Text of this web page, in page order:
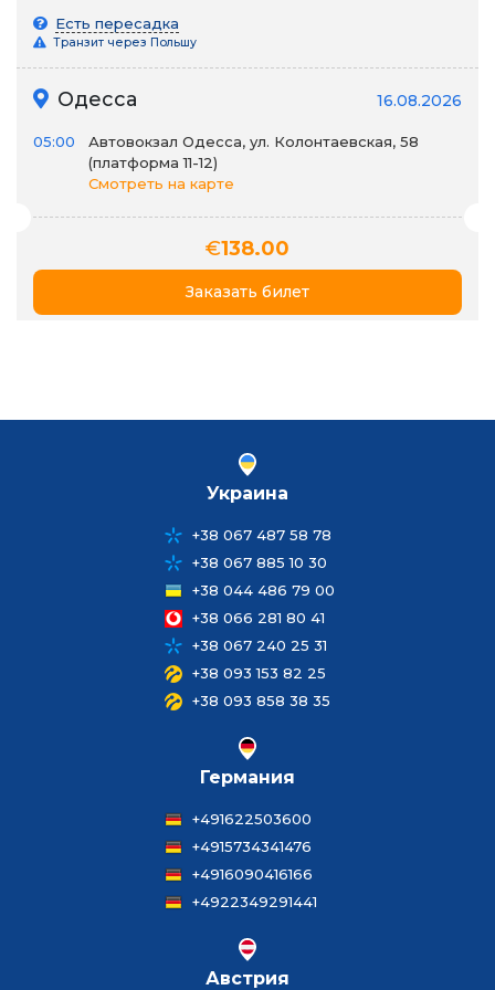
Есть пересадка
Транзит через Польшу
Одесса 16.08.2026
05:00
Автовокзал Одесса, ул. Колонтаевская, 58
(платформа 11-12)
Смотреть на карте
€138.00
Заказать билет
Украина
+38 067 487 58 78
+38 067 885 10 30
+38 044 486 79 00
+38 066 281 80 41
+38 067 240 25 31
+38 093 153 82 25
+38 093 858 38 35
Германия
+491622503600
+4915734341476
+4916090416166
+4922349291441
Австрия